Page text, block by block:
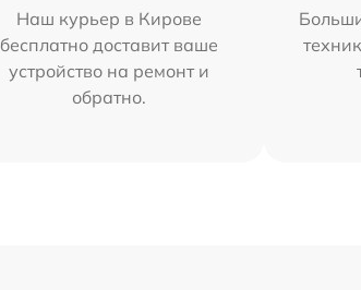
Наш курьер в Кирове
бесплатно доставит ваше
устройство на ремонт и
обратно.